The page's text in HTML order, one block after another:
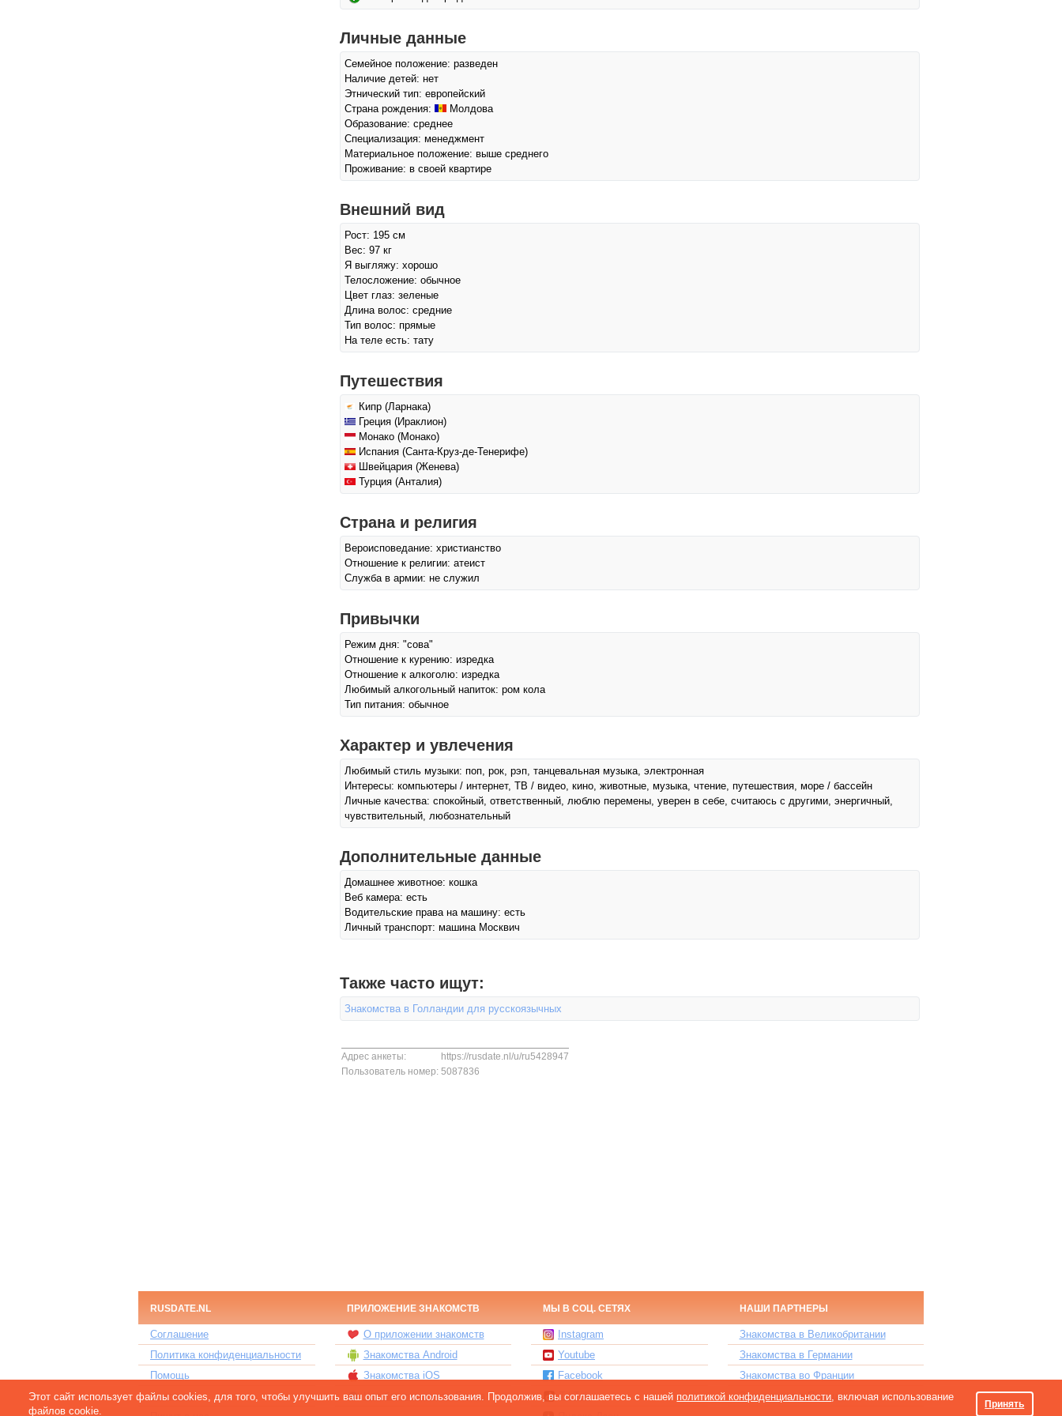
Личные данные
Семейное положение: разведен
Наличие детей: нет
Этнический тип: европейский
Страна рождения:
Молдова
Образование: среднее
Специализация: менеджмент
Материальное положение: выше среднего
Проживание: в своей квартире
Внешний вид
Рост: 195 см
Вес: 97 кг
Я выгляжу: хорошо
Телосложение: обычное
Цвет глаз: зеленые
Длина волос: средние
Тип волос: прямые
На теле есть: тату
Путешествия
Кипр (Ларнака)
Греция (Ираклион)
Монако (Монако)
Испания (Санта-Круз-де-Тенерифе)
Швейцария (Женева)
Турция (Анталия)
Страна и религия
Вероисповедание: христианство
Отношение к религии: атеист
Служба в армии: не служил
Привычки
Режим дня: "сова"
Отношение к курению: изредка
Отношение к алкоголю: изредка
Любимый алкогольный напиток: ром кола
Тип питания: обычное
Характер и увлечения
Любимый стиль музыки: поп, рок, рэп, танцевальная музыка, электронная
Интересы: компьютеры / интернет, ТВ / видео, кино, животные, музыка, чтение, путешествия, море / бассейн
Личные качества: спокойный, ответственный, люблю перемены, уверен в себе, считаюсь с другими, энергичный,
чувствительный, любознательный
Дополнительные данные
Домашнее животное: кошка
Веб камера: есть
Водительские права на машину: есть
Личный транспорт: машина Москвич
Также часто ищут:
Знакомства в Голландии для русскоязычных
Адрес анкеты:
https://rusdate.nl/u/ru5428947
Пользователь номер: 5087836
RUSDATE.NL ПРИЛОЖЕНИЕ ЗНАКОМСТВ МЫ В СОЦ. СЕТЯХ НАШИ ПАРТНЕРЫ
Соглашение
Политика конфиденциальности
Помощь
Контакты
О приложении знакомств
Знакомства Android
Знакомства iOS
Чат бот знакомств Елена
Instagram
Youtube
Facebook
TikTok
Знакомства в Великобритании
Знакомства в Германии
Знакомства во Франции
Знакомства в Польше
Этот сайт использует файлы cookies, для того, чтобы улучшить ваш опыт его использования. Продолжив, вы соглашаетесь с нашей политикой конфиденциальности, включая использование
файлов cookie.
Принять